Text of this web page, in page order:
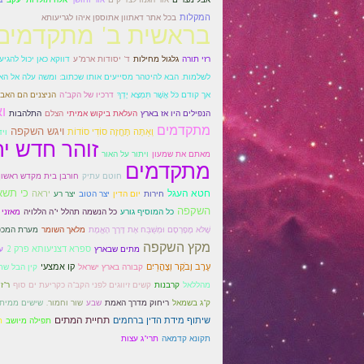
המקלות בכל אתר דאתוון אתוספן איהו לגריעותא
בראשית ב'
רזי תורה גלגול מחילות ד' יסודות ארמ"ע דווקא כאן יכול להגיע
לשלמות. הבא להיטהר מסייעים אותו שכתוב: ומשה עלה אל
אך קודם כֹּל אֲשֶׁר תִּמְצָא יָדְךָ דרכיו של הקב"ה הניצנים הם
הנפילים היו אז בארץ העלאת ביקוש אמיתי הצלם התלהבות
מתקדמים וְאַתָּה תֶּחֱזֶה סוֹדִי סוֹדוֹת ויגש השקפה
מאתם את שמעון ויתור על האור זוהר חדש
מתקדמים חוטם עתיק חורבן בית מקדש
חטא העגל חירות יום הדין יצר הטוב יצר רע יראה כי
השקפה כל המוסיף גורע כל הנשמה תהלל י"ה הללויה
שֶׁלּא מֶפָרְסֶם וּמְשַׁבַּח אֶת דֶּרֶך הָאֱמֶת מלאך השומר מערת
מקץ השקפה מתים שבארץ ספרא דצניעותא פרק 2
עֶרֶב וָבֹקֶר וְצָהֳרַיִם קבורה בארץ ישראל קו אמצעי קין הבל
מהללאל קרבנות קשים זיווגים לפני הקב"ה כקריעת ים סוף
ק"ג בשמאל ריחוק מדרך האמת שבע שור וחמור. שישים
שיתוף מידת הדין ברחמים תחיית המתים תפילה מיושב
תקונא קדמאה תרי"ג עצות